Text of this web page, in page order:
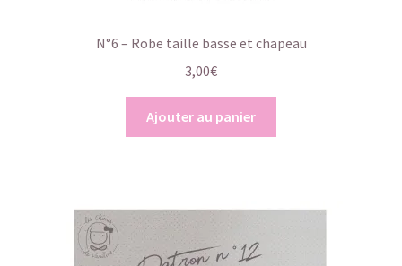
N°6 – Robe taille basse et chapeau
3,00€
Ajouter au panier